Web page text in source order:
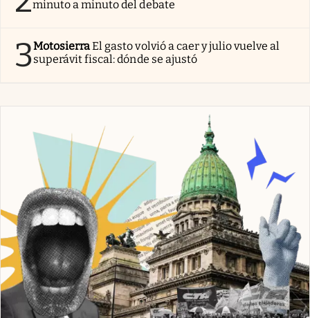
minuto a minuto del debate
3MotosierraEl gasto volvió a caer y julio vuelve al
superávit fiscal: dónde se ajustó